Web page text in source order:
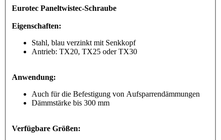
Eurotec Paneltwistec-Schraube
Eigenschaften:
Stahl, blau verzinkt mit Senkkopf
Antrieb: TX20, TX25 oder TX30
Anwendung:
Auch für die Befestigung von Aufsparrendämmungen
Dämmstärke bis 300 mm
Verfügbare Größen: